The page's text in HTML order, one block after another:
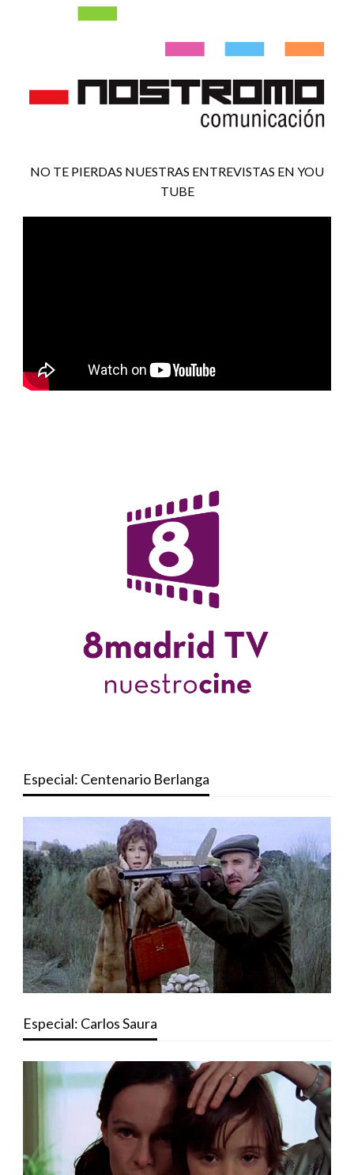
NO TE PIERDAS NUESTRAS ENTREVISTAS EN YOU
TUBE
Especial: Centenario Berlanga
Especial: Carlos Saura